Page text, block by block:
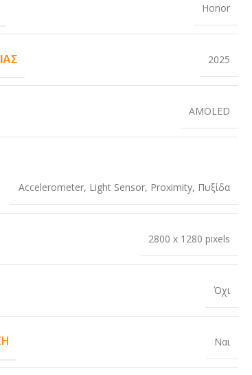
Honor
2025
AMOLED
Accelerometer, Light Sensor, Proximity, Πυξίδα
2800 x 1280 pixels
Όχι
Ναι